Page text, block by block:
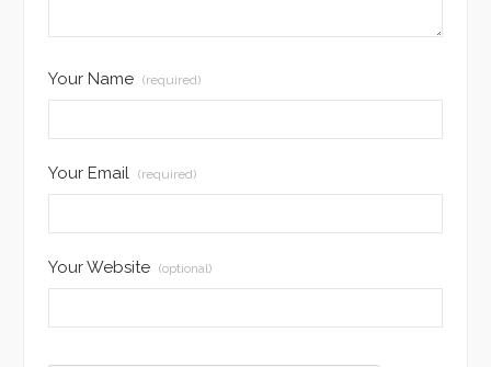
Your Name (required)
Your Email (required)
Your Website (optional)